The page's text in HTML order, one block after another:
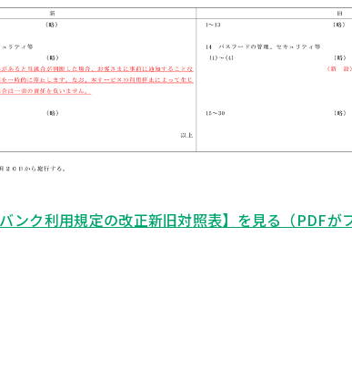
ンク利用規定の改正新旧対照表】を見る（PDFが